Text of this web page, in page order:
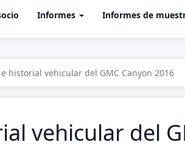
Informes Informes de
historial vehicular del GMC Canyon 2016
vehicular del